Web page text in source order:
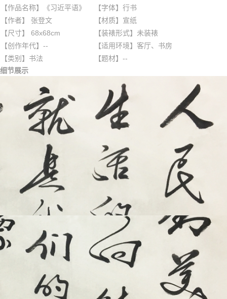
【作品名称】《习近平语》
【字体】行书
【作者】 张登文
【材质】宣纸
【尺寸】 68x68cm
【装裱形式】未装裱
【创作年代】--
【适用环境】客厅、书房
【类别】书法
【题材】--
细节展示